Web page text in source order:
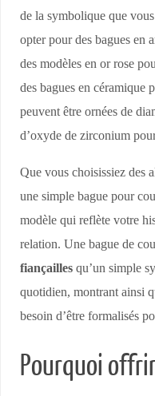
de la symbolique que
opter pour des bagues en
des modèles en or rose
des bagues en céramique
peuvent être ornées de
d’oxyde de zirconium
Que vous choisissiez des
une simple bague pour
modèle qui reflète votre
relation. Une bague de
fiançailles qu’un simple
quotidien, montrant ainsi
besoin d’être formalisés
Pourquoi